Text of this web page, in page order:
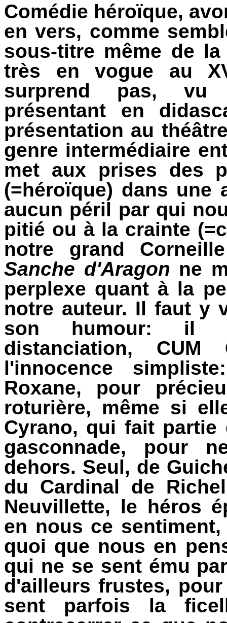
Comédie héroïque,
en vers, comme
sous-titre même de
très en vogue au
surprend pas, vu
présentant en
présentation au
genre intermédiaire
met aux prises des
(=héroïque) dans
aucun péril par qui
pitié ou à la crainte
notre grand
Sanche d'Aragon ne
perplexe quant à la
notre auteur. Il faut y
son humour: il
distanciation,
l'innocence
Roxane, pour
roturière, même si
Cyrano, qui fait
gasconnade, pour
dehors. Seul, de
du Cardinal de
Neuvillette, le héros
en nous ce
quoi que nous en
qui ne se sent ému
d'ailleurs frustes,
sent parfois la